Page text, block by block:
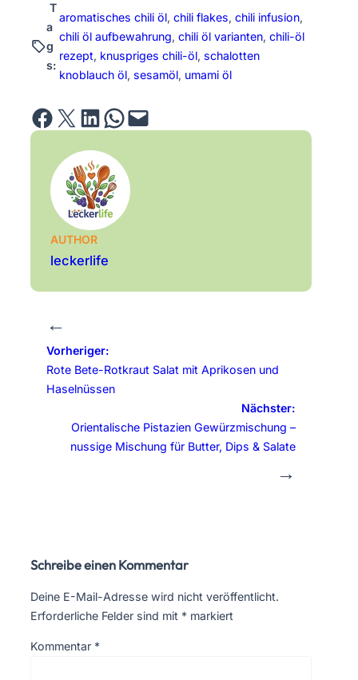
T
a
g
s:
aromatisches chili öl, chili flakes, chili infusion
chili öl aufbewahrung, chili öl varianten, chili-öl
rezept, knuspriges chili-öl, schalotten
knoblauch öl, sesamöl, umami öl
Share on Facebook Email this Page Share on LinkedIn Share on WhatsApp Email this Page
AUTHOR
leckerlife
←
Vorheriger:
Rote Bete-Rotkraut Salat mit Aprikosen und
Haselnüssen
Nächster:
Orientalische Pistazien Gewürzmischung –
nussige Mischung für Butter, Dips & Salate
→
Schreibe einen Kommentar
Deine E-Mail-Adresse wird nicht veröffentlicht.
Erforderliche Felder sind mit * markiert
Kommentar *